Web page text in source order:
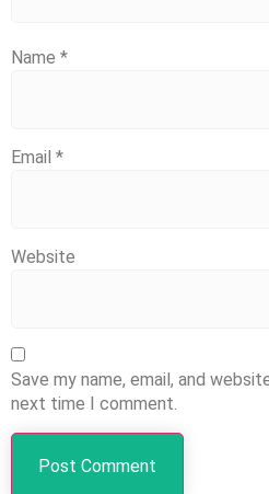
Name *
Email *
Website
Save my name, email, and
next time I comment.